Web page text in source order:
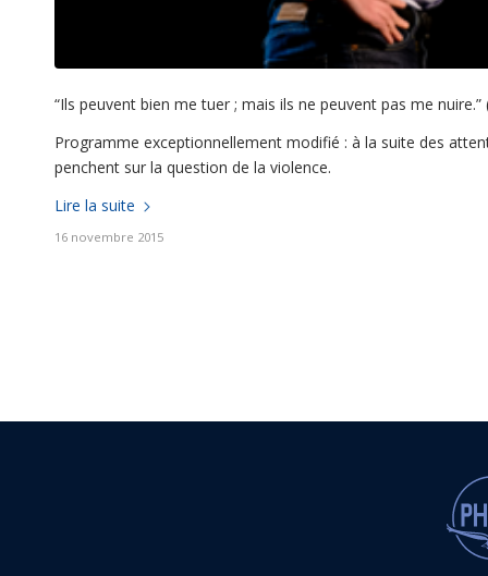
“Ils peuvent bien me tuer ; mais ils ne peuvent pas me
Programme exceptionnellement modifié : à la suite des
penchent sur la question de la violence.
Lire la suite
16 novembre 2015